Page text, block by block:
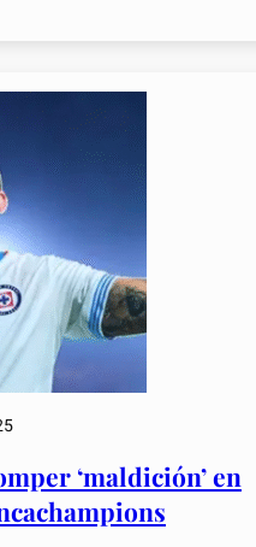
‘maldición’ en